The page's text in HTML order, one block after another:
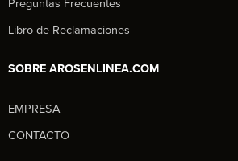
Preguntas Frecuentes
Libro de Reclamaciones
SOBRE AROSENLINEA.COM
EMPRESA
CONTACTO